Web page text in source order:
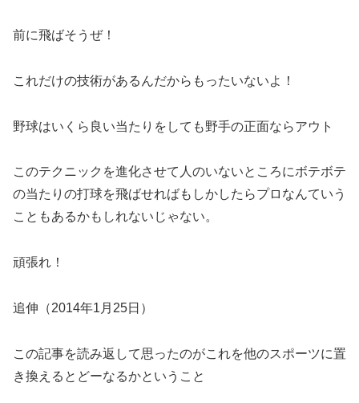
前に飛ばそうぜ！
これだけの技術があるんだからもったいないよ！
野球はいくら良い当たりをしても野手の正面ならアウト
このテクニックを進化させて人のいないところにボテボテ
の当たりの打球を飛ばせればもしかしたらプロなんていう
こともあるかもしれないじゃない。
頑張れ！
追伸（2014年1月25日）
この記事を読み返して思ったのがこれを他のスポーツに置
き換えるとどーなるかということ